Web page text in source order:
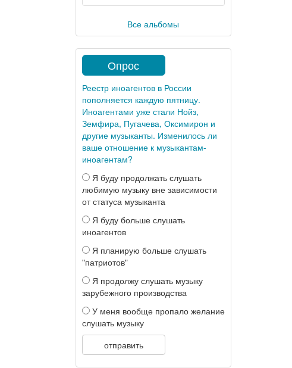
Все альбомы
Опрос
Реестр иноагентов в России
пополняется каждую пятницу.
Иноагентами уже стали Нойз,
Земфира, Пугачева, Оксимирон и
другие музыканты. Изменилось ли
ваше отношение к музыкантам-
иноагентам?
Я буду продолжать слушать
любимую музыку вне зависимости
от статуса музыканта
Я буду больше слушать
иноагентов
Я планирую больше слушать
"патриотов"
Я продолжу слушать музыку
зарубежного производства
У меня вообще пропало желание
слушать музыку
отправить